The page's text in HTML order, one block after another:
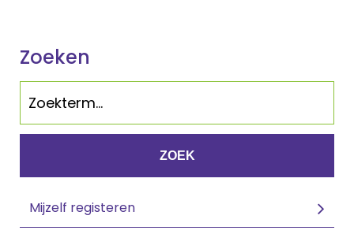
Zoeken
ZOEK
Mijzelf registeren